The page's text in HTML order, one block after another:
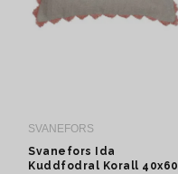
SVANEFORS
Svanefors Ida
Kuddfodral Korall 40x60